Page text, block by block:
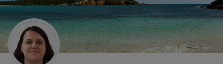
au
pied
page